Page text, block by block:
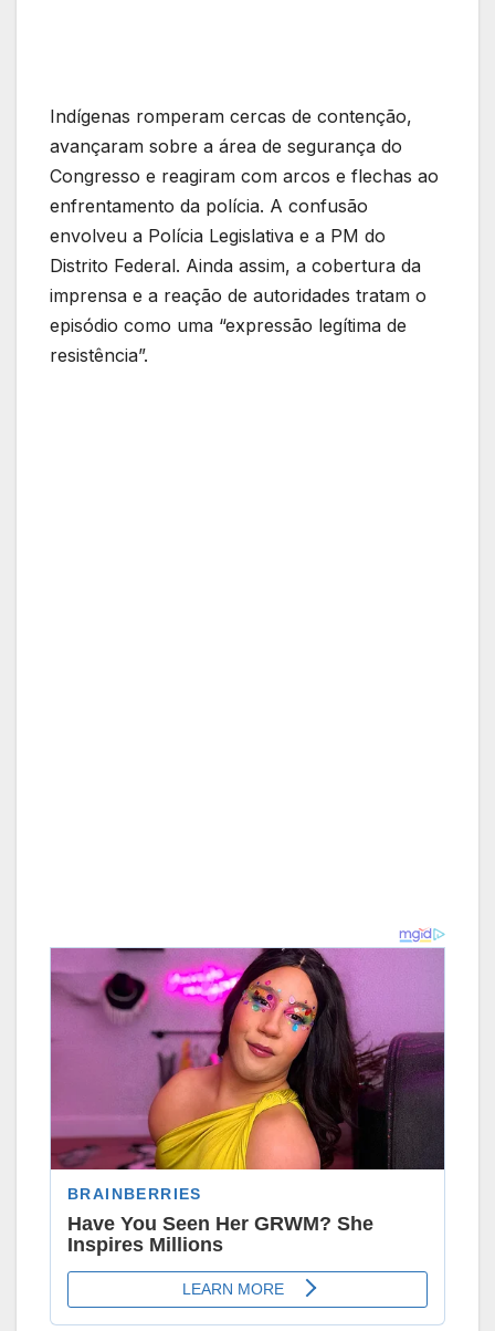
Indígenas romperam cercas de contenção,
avançaram sobre a área de segurança do
Congresso e reagiram com arcos e flechas ao
enfrentamento da polícia. A confusão
envolveu a Polícia Legislativa e a PM do
Distrito Federal. Ainda assim, a cobertura da
imprensa e a reação de autoridades tratam o
episódio como uma “expressão legítima de
resistência”.